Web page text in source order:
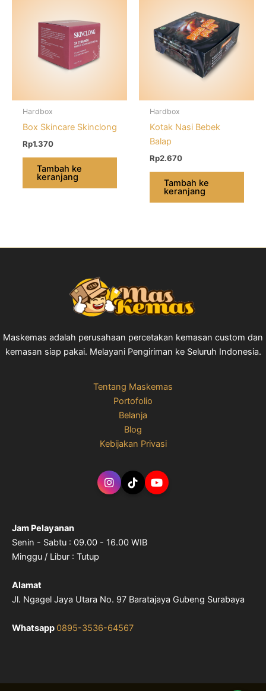
Hardbox
Box Skincare Skinclong
Rp1.370
Tambah ke
keranjang
Hardbox
Kotak Nasi Bebek
Balap
Rp2.670
Tambah ke
keranjang
Maskemas adalah perusahaan percetakan kemasan custom dan
kemasan siap pakai. Melayani Pengiriman ke Seluruh Indonesia.
Tentang Maskemas
Portofolio
Belanja
Blog
Kebijakan Privasi
Jam Pelayanan
Senin - Sabtu : 09.00 - 16.00 WIB
Minggu / Libur : Tutup
Alamat
Jl. Ngagel Jaya Utara No. 97 Baratajaya Gubeng Surabaya
Whatsapp 0895-3536-64567